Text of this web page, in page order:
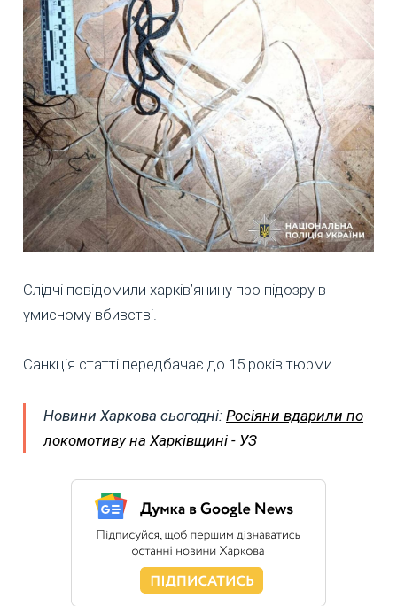
Слідчі повідомили харків’янину про підозру в
умисному вбивстві.
Санкція статті передбачає до 15 років тюрми.
Новини Харкова сьогодні: Росіяни вдарили по
локомотиву на Харківщині - УЗ